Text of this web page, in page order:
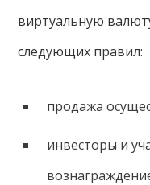
виртуальную
следующих правил:
продажа
инвесторы и